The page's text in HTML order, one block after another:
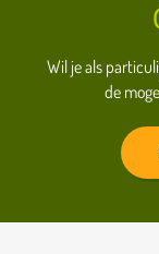
Wil je als
de